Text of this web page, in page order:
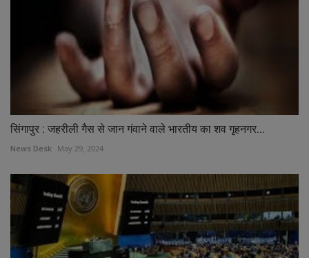
सिंगापुर : जहरीली गैस से जान गंवाने वाले भारतीय का शव गृहनगर...
News Desk May 29, 2024